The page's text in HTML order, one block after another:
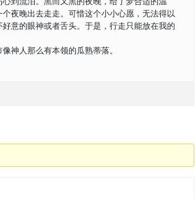
夜晚出去走走。可惜这个小小心愿，无法得以
意的眼神或者舌头。于是，行走只能放在我的
神人那么有本领的瓜熟蒂落。